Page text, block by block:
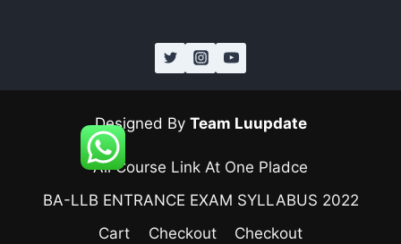
Designed By Team Luupdate
All Course Link At One Pladce
BA-LLB ENTRANCE EXAM SYLLABUS 2022
Cart
Checkout Checkout